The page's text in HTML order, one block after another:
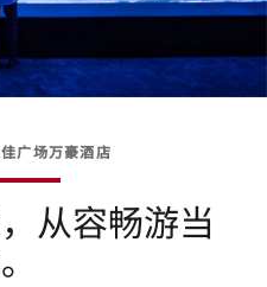
广场万豪酒店
从容畅游当